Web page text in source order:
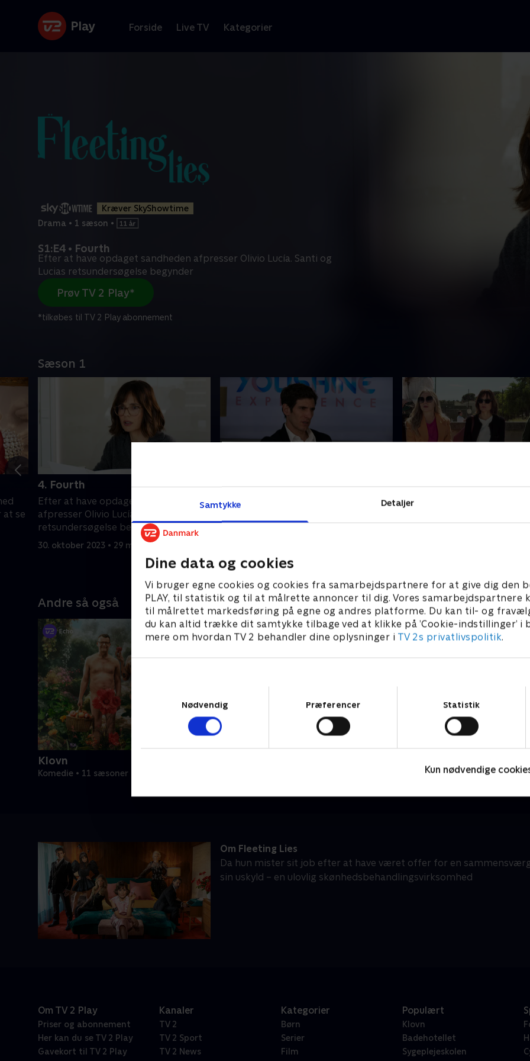
Samtykke Detaljer
Dine data og cookies
Vi bruger egne cookies og cookies fra samarbejdspartnere for at give dig den
PLAY, til statistik og til at målrette annoncer til dig. Vores samarbejdspartnere
til målrettet markedsføring på egne og andres platforme. Du kan til- og
du kan altid trække dit samtykke tilbage ved at klikke på ’Cookie-indstillinger’ i
mere om hvordan TV 2 behandler dine oplysninger i TV 2s privatlivspolitik.
Nødvendig
Præferencer Statistik
Kun nødvendige
Forside Live TV Kategorier
Kræver SkyShowtime
Drama • 1 sæson •
S1:E4 • Fourth
Efter at have opdaget sandheden afpresser Olivio Lucía. Santi og
Lucias retsundersøgelse begynder
Prøv TV 2 Play*
*tilkøbes til TV 2 Play abonnement
Sæson 1
at se
4. Fourth
Efter at have opdaget sandheden
afpresser Olivio Lucía. Santi og Lucias
retsundersøgelse begynder
30. oktober 2023 • 29 min
5. Fifth
Lucía ønsker at hvidvaske penge fra
Santi og Lucía står over for
Andre så også
Klovn
Komedie • 11 sæsoner
Om Fleeting Lies
Da hun mister sit job efter at have været offer for en
sin uskyld – en ulovlig skønhedsbehandlingsvirksomhed
Om TV 2 Play
Priser og abonnement
Her kan du se TV 2 Play
Gavekort til TV 2 Play
Kanaler
TV 2
TV 2 Sport
TV 2 News
Kategorier
Børn
Serier
Film
Populært
Klovn
Badehotellet
Sygeplejeskolen